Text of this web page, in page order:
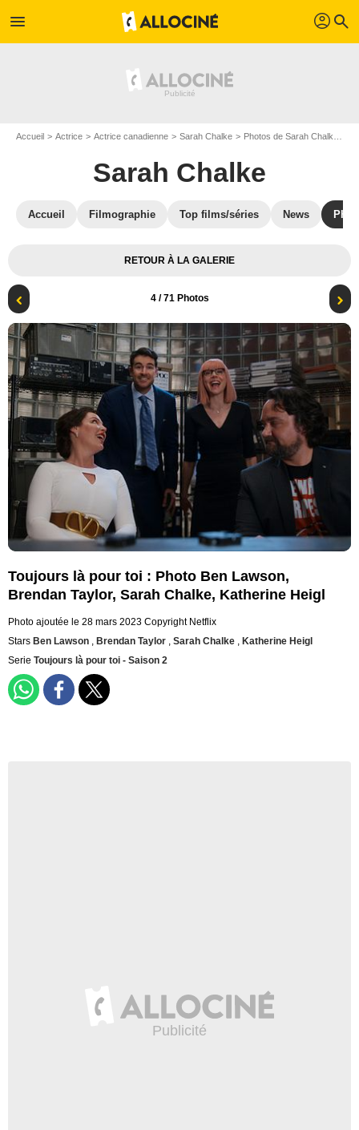
menu profil search
Accueil Actrice Actrice canadienne Sarah Chalke Photos de Sarah Chalke
Sarah Chalke
Accueil Filmographie Top films/séries News
RETOUR À LA GALERIE
4/ 71 Photos
Toujours là pour toi : Photo Ben Lawson,
Brendan Taylor, Sarah Chalke, Katherine Heigl
Photo ajoutée le 28 mars 2023 Copyright Netflix
Stars Ben Lawson , Brendan Taylor , Sarah Chalke , Katherine Heigl
Serie Toujours là pour toi - Saison 2